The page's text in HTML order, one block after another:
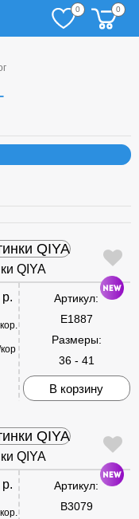
0 0
QIYA
Артикул:
E1887
Размеры:
36 - 41
В корзину
QIYA
Артикул:
B3079